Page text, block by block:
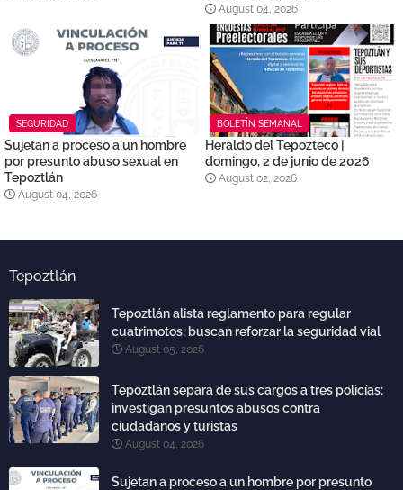
August 04, 2026
SEGURIDAD
Sujetan a proceso a un hombre
por presunto abuso sexual en
Tepoztlán
August 04, 2026
BOLETÍN SEMANAL
Heraldo del Tepozteco |
domingo, 2 de junio de 2026
August 02, 2026
Tepoztlán
Tepoztlán alista reglamento para regular
cuatrimotos; buscan reforzar la seguridad vial
August 05, 2026
Tepoztlán separa de sus cargos a tres policías;
investigan presuntos abusos contra
ciudadanos y turistas
August 04, 2026
Sujetan a proceso a un hombre por presunto